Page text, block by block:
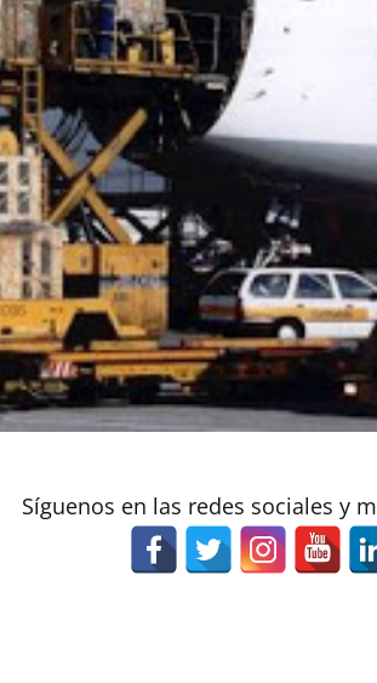
Síguenos en las redes sociales y